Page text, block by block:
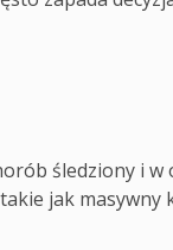
śledziony i w
jak masywny